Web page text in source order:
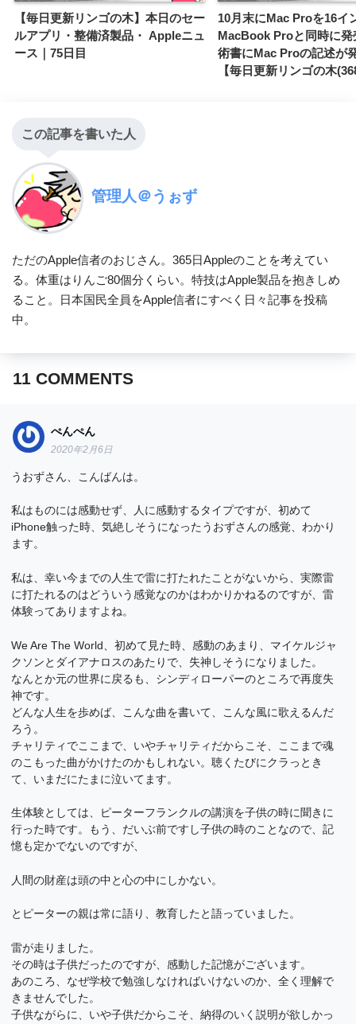
【毎日更新リンゴの木】本日のセー
ルアプリ・整備済製品・ Appleニュ
ース｜75日目
10月末にMac Proを16イ
MacBook Proと同時に発
術書にMac Proの記述が
【毎日更新リンゴの木
この記事を書いた人
管理人＠うぉず
ただのApple信者のおじさん。365日Appleのことを考えてい
る。体重はりんご80個分くらい。特技はApple製品を抱きしめ
ること。日本国民全員をApple信者にすべく日々記事を投稿
中。
11 COMMENTS
ぺんぺん
2020年2月6日
うおずさん、こんばんは。
私はものには感動せず、人に感動するタイプですが、初めて
iPhone触った時、気絶しそうになったうおずさんの感覚、わかり
ます。
私は、幸い今までの人生で雷に打たれたことがないから、実際雷
に打たれるのはどういう感覚なのかはわかりかねるのですが、雷
体験ってありますよね。
We Are The World、初めて見た時、感動のあまり、マイケルジャ
クソンとダイアナロスのあたりで、失神しそうになりました。
なんとか元の世界に戻るも、シンディローパーのところで再度失
神です。
どんな人生を歩めば、こんな曲を書いて、こんな風に歌えるんだ
ろう。
チャリティでここまで、いやチャリティだからこそ、ここまで魂
のこもった曲がかけたのかもしれない。聴くたびにクラっとき
て、いまだにたまに泣いてます。
生体験としては、ピーターフランクルの講演を子供の時に聞きに
行った時です。もう、だいぶ前ですし子供の時のことなので、記
憶も定かでないのですが、
人間の財産は頭の中と心の中にしかない。
とピーターの親は常に語り、教育したと語っていました。
雷が走りました。
その時は子供だったのですが、感動した記憶がございます。
あのころ、なぜ学校で勉強しなければいけないのか、全く理解で
きませんでした。
子供ながらに、いや子供だからこそ、納得のいく説明が欲しかっ